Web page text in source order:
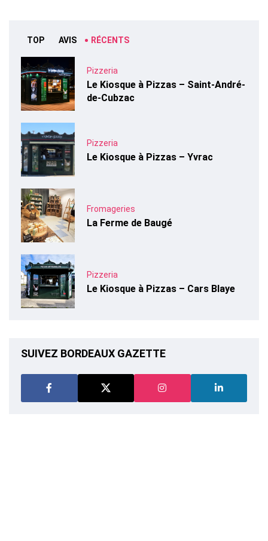
TOP AVIS RÉCENTS
Pizzeria
Le Kiosque à Pizzas – Saint-André-
de-Cubzac
Pizzeria
Le Kiosque à Pizzas – Yvrac
Fromageries
La Ferme de Baugé
Pizzeria
Le Kiosque à Pizzas – Cars Blaye
SUIVEZ BORDEAUX GAZETTE